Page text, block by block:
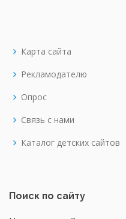
Карта сайта
Рекламодателю
Опрос
Связь с нами
Каталог детских сайтов
Поиск по сайту